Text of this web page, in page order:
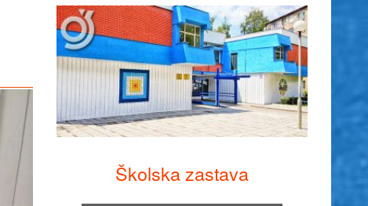
Školska zastava